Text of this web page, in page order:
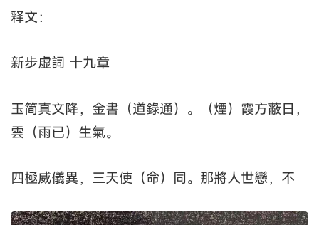
释文：
新步虚詞 十九章
玉简真文降，金書（道錄通）。（煙）霞方蔽日，
雲（雨已）生氣。
四極威儀異，三天使（命）同。那將人世戀，不